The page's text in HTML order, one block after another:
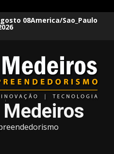
08America/Sao_Paulo